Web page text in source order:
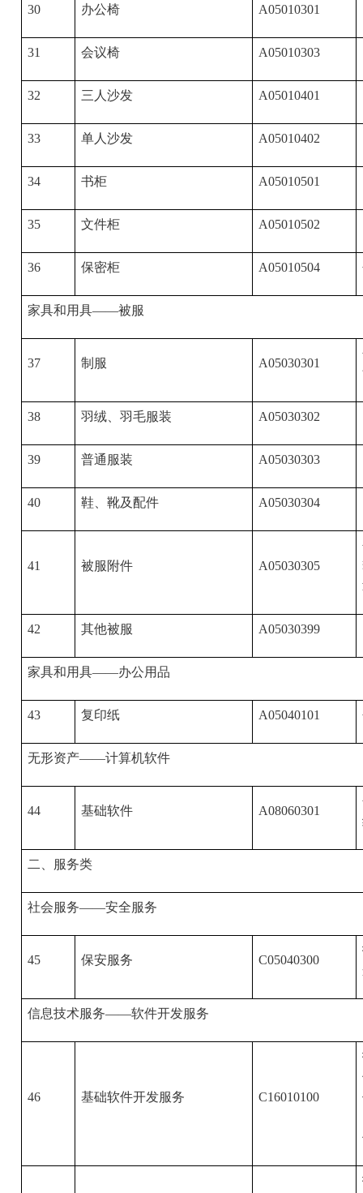
30 办公椅 A05010301
31 会议椅 A05010303
32 三人沙发 A05010401
33 单人沙发 A05010402
34 书柜 A05010501
35 文件柜 A05010502
36 保密柜 A05010504
家具和用具——被服
37 制服 A05030301
38 羽绒、羽毛服装 A05030302
39 普通服装 A05030303
40 鞋、靴及配件 A05030304
41 被服附件 A05030305
42 其他被服 A05030399
家具和用具——办公用品
43 复印纸 A05040101
无形资产——计算机软件
44 基础软件 A08060301
二、服务类
社会服务——安全服务
45 保安服务 C05040300
信息技术服务——软件开发服务
46 基础软件开发服务 C16010100